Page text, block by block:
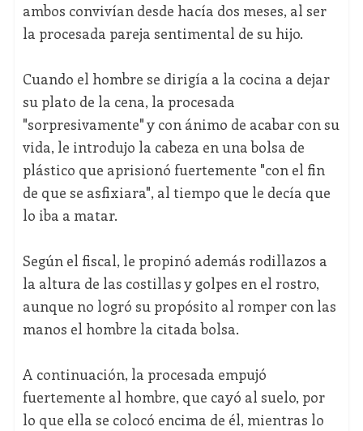
ambos convivían desde hacía dos meses, al ser
la procesada pareja sentimental de su hijo.
Cuando el hombre se dirigía a la cocina a dejar
su plato de la cena, la procesada
"sorpresivamente" y con ánimo de acabar con su
vida, le introdujo la cabeza en una bolsa de
plástico que aprisionó fuertemente "con el fin
de que se asfixiara", al tiempo que le decía que
lo iba a matar.
Según el fiscal, le propinó además rodillazos a
la altura de las costillas y golpes en el rostro,
aunque no logró su propósito al romper con las
manos el hombre la citada bolsa.
A continuación, la procesada empujó
fuertemente al hombre, que cayó al suelo, por
lo que ella se colocó encima de él, mientras lo